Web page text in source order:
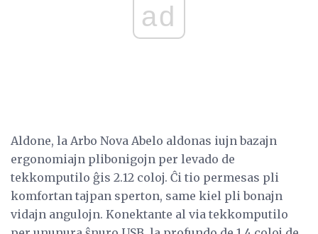
ad
Aldone, la Arbo Nova Abelo aldonas iujn bazajn
ergonomiajn plibonigojn per levado de
tekkomputilo ĝis 2.12 coloj. Ĉi tio permesas pli
komfortan tajpan sperton, same kiel pli bonajn
vidajn angulojn. Konektante al via tekkomputilo